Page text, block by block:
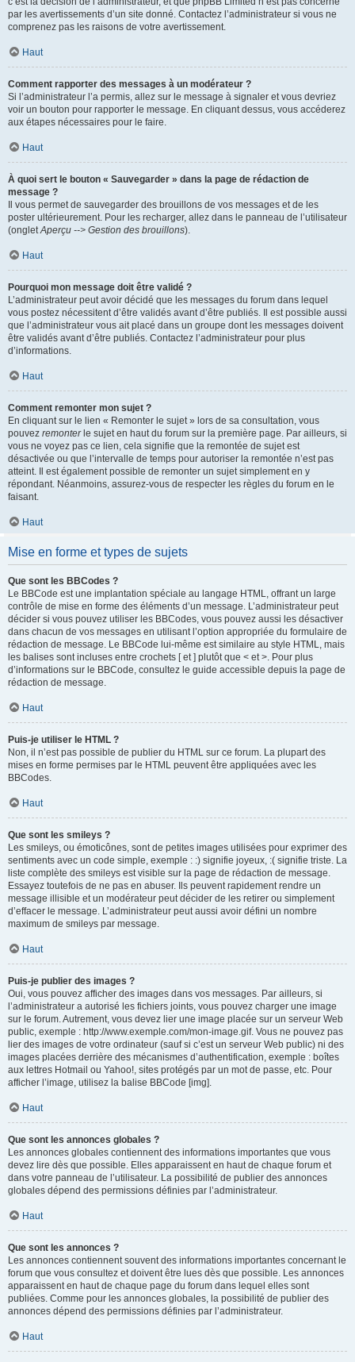
par les avertissements d’un site donné. Contactez l’administrateur si vous ne
comprenez pas les raisons de votre avertissement.
Haut
Comment rapporter des messages à un modérateur ?
Si l’administrateur l’a permis, allez sur le message à signaler et vous devriez
voir un bouton pour rapporter le message. En cliquant dessus, vous accéderez
aux étapes nécessaires pour le faire.
Haut
À quoi sert le bouton « Sauvegarder » dans la page de rédaction de
message ?
Il vous permet de sauvegarder des brouillons de vos messages et de les
poster ultérieurement. Pour les recharger, allez dans le panneau de l’utilisateur
(ongletAperçu --> Gestion des brouillons).
Haut
Pourquoi mon message doit être validé ?
L’administrateur peut avoir décidé que les messages du forum dans lequel
vous postez nécessitent d’être validés avant d’être publiés. Il est possible aussi
que l’administrateur vous ait placé dans un groupe dont les messages doivent
être validés avant d’être publiés. Contactez l’administrateur pour plus
d’informations.
Haut
Comment remonter mon sujet ?
En cliquant sur le lien « Remonter le sujet » lors de sa consultation, vous
pouvez remonterle sujet en haut du forum sur la première page. Par ailleurs, si
vous ne voyez pas ce lien, cela signifie que la remontée de sujet est
désactivée ou que l’intervalle de temps pour autoriser la remontée n’est pas
atteint. Il est également possible de remonter un sujet simplement en y
répondant. Néanmoins, assurez-vous de respecter les règles du forum en le
faisant.
Haut
Mise en forme et types de sujets
Que sont les BBCodes ?
Le BBCode est une implantation spéciale au langage HTML, offrant un large
contrôle de mise en forme des éléments d’un message. L’administrateur peut
décider si vous pouvez utiliser les BBCodes, vous pouvez aussi les désactiver
dans chacun de vos messages en utilisant l’option appropriée du formulaire de
rédaction de message. Le BBCode lui-même est similaire au style HTML, mais
les balises sont incluses entre crochets [ et ] plutôt que < et >. Pour plus
d’informations sur le BBCode, consultez le guide accessible depuis la page de
rédaction de message.
Haut
Puis-je utiliser le HTML ?
Non, il n’est pas possible de publier du HTML sur ce forum. La plupart des
mises en forme permises par le HTML peuvent être appliquées avec les
BBCodes.
Haut
Que sont les smileys ?
Les smileys, ou émoticônes, sont de petites images utilisées pour exprimer des
sentiments avec un code simple, exemple : :) signifie joyeux, :( signifie triste. La
liste complète des smileys est visible sur la page de rédaction de message.
Essayez toutefois de ne pas en abuser. Ils peuvent rapidement rendre un
message illisible et un modérateur peut décider de les retirer ou simplement
d’effacer le message. L’administrateur peut aussi avoir défini un nombre
maximum de smileys par message.
Haut
Puis-je publier des images ?
Oui, vous pouvez afficher des images dans vos messages. Par ailleurs, si
l’administrateur a autorisé les fichiers joints, vous pouvez charger une image
sur le forum. Autrement, vous devez lier une image placée sur un serveur Web
public, exemple : http://www.exemple.com/mon-image.gif. Vous ne pouvez pas
lier des images de votre ordinateur (sauf si c’est un serveur Web public) ni des
images placées derrière des mécanismes d’authentification, exemple : boîtes
aux lettres Hotmail ou Yahoo!, sites protégés par un mot de passe, etc. Pour
afficher l’image, utilisez la balise BBCode [img].
Haut
Que sont les annonces globales ?
Les annonces globales contiennent des informations importantes que vous
devez lire dès que possible. Elles apparaissent en haut de chaque forum et
dans votre panneau de l’utilisateur. La possibilité de publier des annonces
globales dépend des permissions définies par l’administrateur.
Haut
Que sont les annonces ?
Les annonces contiennent souvent des informations importantes concernant le
forum que vous consultez et doivent être lues dès que possible. Les annonces
apparaissent en haut de chaque page du forum dans lequel elles sont
publiées. Comme pour les annonces globales, la possibilité de publier des
annonces dépend des permissions définies par l’administrateur.
Haut